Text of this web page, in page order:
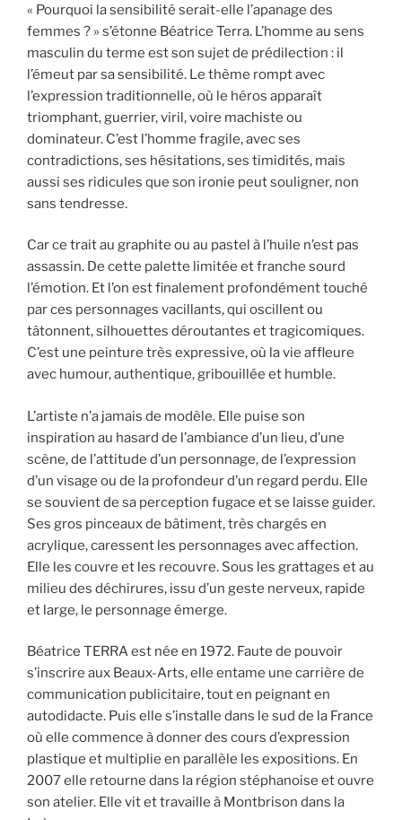
« Pourquoi la sensibilité serait-elle l’apanage des
femmes ? » s’étonne Béatrice Terra. L’homme au sens
masculin du terme est son sujet de prédilection : il
l’émeut par sa sensibilité. Le thème rompt avec
l’expression traditionnelle, où le héros apparaît
triomphant, guerrier, viril, voire machiste ou
dominateur. C’est l’homme fragile, avec ses
contradictions, ses hésitations, ses timidités, mais
aussi ses ridicules que son ironie peut souligner, non
sans tendresse.
Car ce trait au graphite ou au pastel à l’huile n’est pas
assassin. De cette palette limitée et franche sourd
l’émotion. Et l’on est finalement profondément touché
par ces personnages vacillants, qui oscillent ou
tâtonnent, silhouettes déroutantes et tragicomiques.
C’est une peinture très expressive, où la vie affleure
avec humour, authentique, gribouillée et humble.
L’artiste n’a jamais de modèle. Elle puise son
inspiration au hasard de l’ambiance d’un lieu, d’une
scène, de l’attitude d’un personnage, de l’expression
d’un visage ou de la profondeur d’un regard perdu. Elle
se souvient de sa perception fugace et se laisse guider.
Ses gros pinceaux de bâtiment, très chargés en
acrylique, caressent les personnages avec affection.
Elle les couvre et les recouvre. Sous les grattages et au
milieu des déchirures, issu d’un geste nerveux, rapide
et large, le personnage émerge.
Béatrice TERRA est née en 1972. Faute de pouvoir
s’inscrire aux Beaux-Arts, elle entame une carrière de
communication publicitaire, tout en peignant en
autodidacte. Puis elle s’installe dans le sud de la France
où elle commence à donner des cours d’expression
plastique et multiplie en parallèle les expositions. En
2007 elle retourne dans la région stéphanoise et ouvre
son atelier. Elle vit et travaille à Montbrison dans la